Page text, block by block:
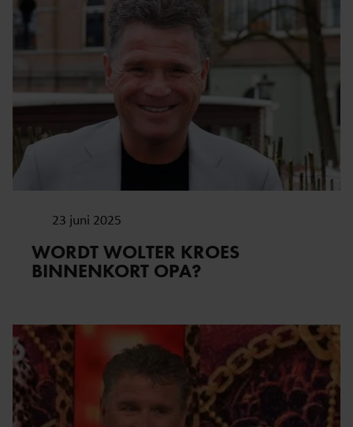
23 juni 2025
WORDT WOLTER KROES
BINNENKORT OPA?